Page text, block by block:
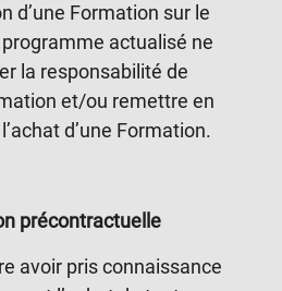
d’une Formation sur le
actualisé ne
la responsabilité de
et/ou remettre en
d’une Formation.
précontractuelle
avoir pris connaissance